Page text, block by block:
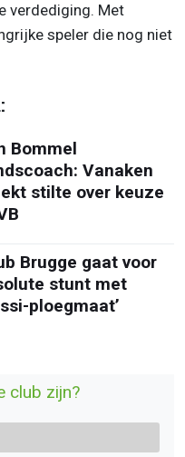
verdediging. Met
speler die nog niet
Bommel
Vanaken
stilte over keuze
Brugge gaat voor
stunt met
ploegmaat’
club zijn?